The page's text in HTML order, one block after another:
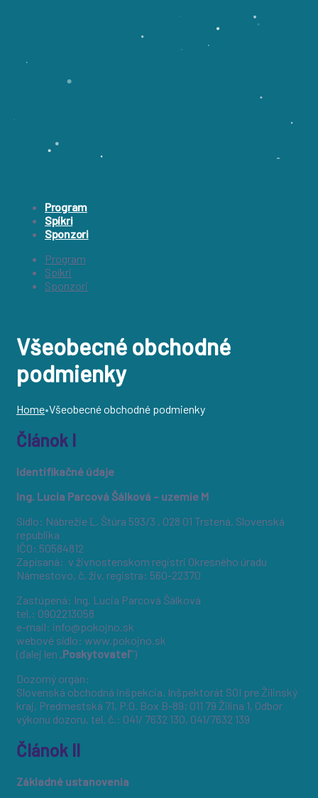
Program
Spíkri
Sponzori
Program
Spíkri
Sponzori
Všeobecné obchodné
podmienky
Home•Všeobecné obchodné podmienky
Článok I
Identifikačné údaje
Ing. Lucia Parcová Šálková – uzemie M
Sídlo: Nábrežie Ľ. Štúra 593/3 , 028 01 Trstená, Slovenská
republika
IČO: 50584812
Zapísaná: v živnostenskom registri Okresného úradu
Námestovo, č. živ. registra: 560-22370
Zastúpená: Ing. Lucia Parcová Šálková
tel.: 0902213058
e-mail: info@pokojno.sk
webové sídlo: www.pokojno.sk
(ďalej len „ Poskytovateľ”)
Dozorný orgán:
Slovenská obchodná inšpekcia. Inšpektorát SOI pre Žilinský
kraj, Predmestská 71, P.O. Box B-89; 011 79 Žilina 1, Odbor
výkonu dozoru, tel. č.: 041/ 7632 130, 041/7632 139
Článok II
Základné ustanovenia